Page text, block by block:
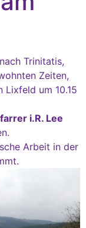
Trinitatis,
Zeiten,
Lixfeld um 10.15
i.R. Lee
Arbeit in der